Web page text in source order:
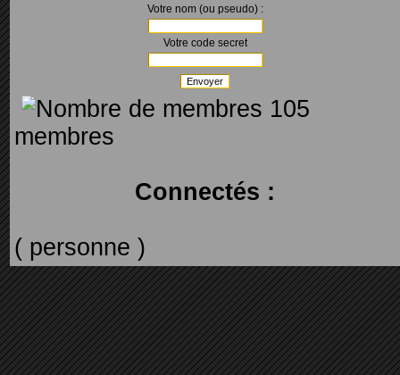
Votre nom (ou pseudo) :
Votre code secret
Envoyer
105
membres
Connectés :
( personne )